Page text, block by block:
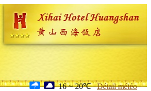
16 ~ 20℃ Détail météo